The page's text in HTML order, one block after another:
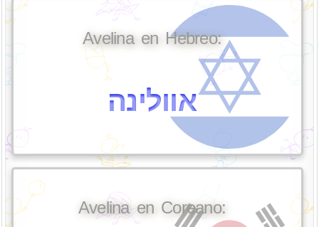
Avelina en Hebreo:
אוולינה
Avelina en Coreano: